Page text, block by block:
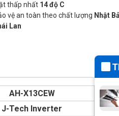
thấp nhất 14 độ C
vệ an toàn theo chất lượng Nhật
Lan
AH-X13CEW
J-Tech Inverter